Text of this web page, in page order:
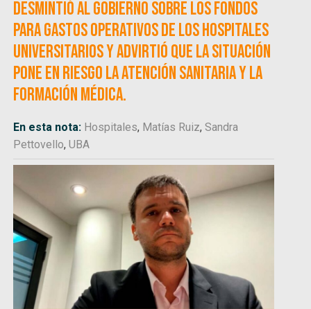
desmintió al Gobierno sobre los fondos
para gastos operativos de los hospitales
universitarios y advirtió que la situación
pone en riesgo la atención sanitaria y la
formación médica.
En esta nota: Hospitales, Matías Ruiz,Sandra
Pettovello,UBA